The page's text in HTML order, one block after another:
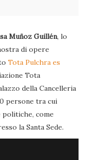
Muñoz Guillén, lo
di opere
Tota Pulchra es
Tota
della Cancelleria
persone tra cui
come
la Santa Sede.